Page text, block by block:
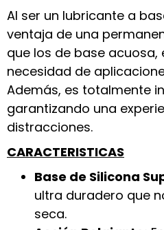
Al ser un lubricante a
ventaja de una
que los de base acuosa,
necesidad de
Además, es totalmente
garantizando una
distracciones.
CARACTERISTICAS
Base de Silicona
ultra duradero que
seca.